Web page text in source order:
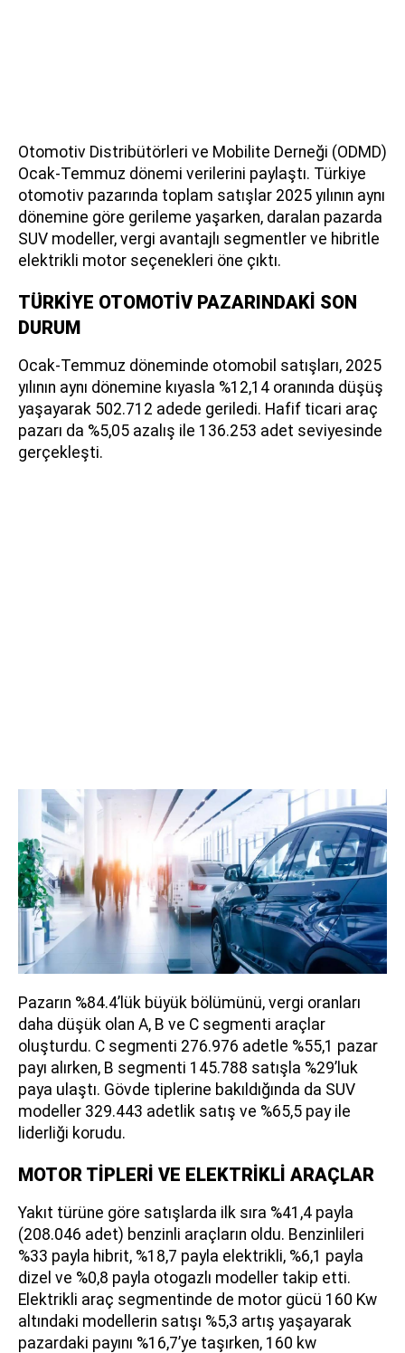
Otomotiv Distribütörleri ve Mobilite Derneği (ODMD)
Ocak-Temmuz dönemi verilerini paylaştı. Türkiye
otomotiv pazarında toplam satışlar 2025 yılının aynı
dönemine göre gerileme yaşarken, daralan pazarda
SUV modeller, vergi avantajlı segmentler ve hibritle
elektrikli motor seçenekleri öne çıktı.
TÜRKİYE OTOMOTİV PAZARINDAKİ SON
DURUM
Ocak-Temmuz döneminde otomobil satışları, 2025
yılının aynı dönemine kıyasla %12,14 oranında düşüş
yaşayarak 502.712 adede geriledi. Hafif ticari araç
pazarı da %5,05 azalış ile 136.253 adet seviyesinde
gerçekleşti.
Pazarın %84.4’lük büyük bölümünü, vergi oranları
daha düşük olan A, B ve C segmenti araçlar
oluşturdu. C segmenti 276.976 adetle %55,1 pazar
payı alırken, B segmenti 145.788 satışla %29’luk
paya ulaştı. Gövde tiplerine bakıldığında da SUV
modeller 329.443 adetlik satış ve %65,5 pay ile
liderliği korudu.
MOTOR TİPLERİ VE ELEKTRİKLİ ARAÇLAR
Yakıt türüne göre satışlarda ilk sıra %41,4 payla
(208.046 adet) benzinli araçların oldu. Benzinlileri
%33 payla hibrit, %18,7 payla elektrikli, %6,1 payla
dizel ve %0,8 payla otogazlı modeller takip etti.
Elektrikli araç segmentinde de motor gücü 160 Kw
altındaki modellerin satışı %5,3 artış yaşayarak
pazardaki payını %16,7’ye taşırken, 160 kw